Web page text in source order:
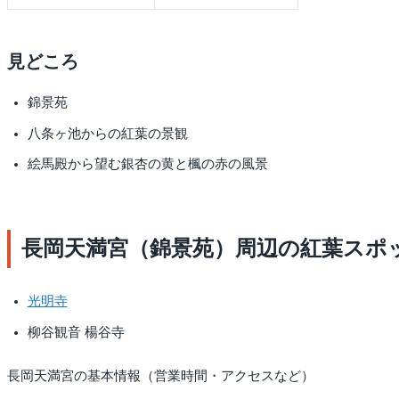
見どころ
錦景苑
八条ヶ池からの紅葉の景観
絵馬殿から望む銀杏の黄と楓の赤の風景
長岡天満宮（錦景苑）周辺の紅葉スポ
光明寺
柳谷観音 楊谷寺
長岡天満宮の基本情報（営業時間・アクセスなど）